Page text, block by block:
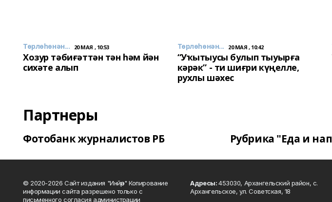
Төрлөһөнән... 20 МАЯ , 10:53
Хозур тәбиғәттән тән һәм йән
сихәте алып
Төрлөһөнән... 20 МАЯ , 10:42
“Уҡытыусы булып тыуырға
кәрәк” - ти шиғри күңелле,
рухлы шәхес
Партнеры
Фотобанк журналистов РБ Рубрика "Еда и
© 2020-2026 Сайт издания "Инйәр" Копирование
информации сайта разрешено только с
письменного согласия администрации
Адресы:453030, Архангельский район, с.
Архангельское, ул. Советская, 18